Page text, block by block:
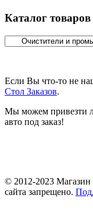
Каталог товаров
Если Вы что-то не
Стол Заказов.
Мы можем привезти
авто под заказ!
© 2012-2023 Магазин
сайта запрещено.